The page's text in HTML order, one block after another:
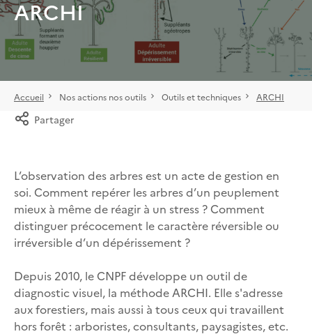
ARCHI
Accueil Nos actions nos outils Outils et techniques ARCHI
Partager
L’observation des arbres est un acte de gestion en
soi. Comment repérer les arbres d’un peuplement
mieux à même de réagir à un stress ? Comment
distinguer précocement le caractère réversible ou
irréversible d’un dépérissement ?
Depuis 2010, le CNPF développe un outil de
diagnostic visuel, la méthode ARCHI. Elle s'adresse
aux forestiers, mais aussi à tous ceux qui travaillent
hors forêt : arboristes, consultants, paysagistes, etc.